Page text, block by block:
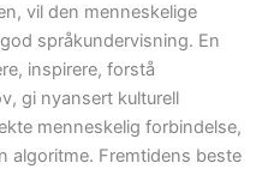
vil den menneskelige
språkundervisning. En
inspirere, forstå
gi nyansert kulturell
menneskelig forbindelse,
algoritme. Fremtidens beste